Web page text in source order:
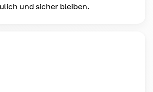
und sicher bleiben.